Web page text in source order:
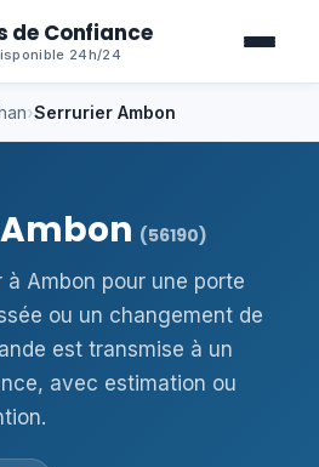
de Confiance
24h/24
›Serrurier Ambon
(56190)
à Ambon pour une porte
ou un changement de
est transmise à un
avec estimation ou